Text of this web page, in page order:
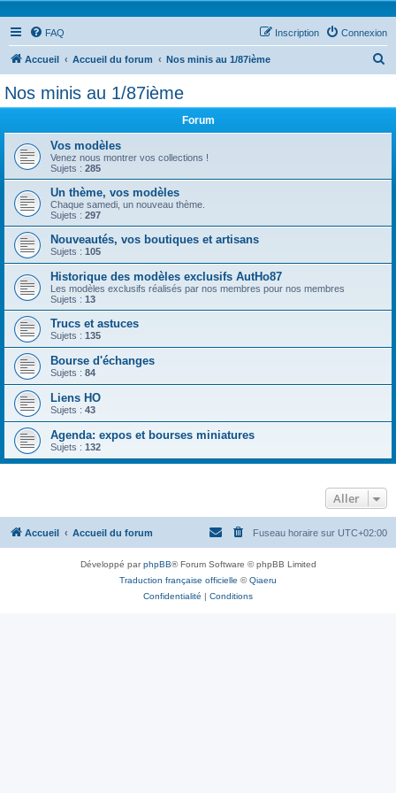
FAQ Connexion
Inscription
Accueil Accueil du forum Nos minis au 1/87ième
e
Nos minis au 1/87ième
Forum
Vos modèles
Venez nous montrer vos collections !
Sujets : 285
Un thème, vos modèles
Chaque samedi, un nouveau thème.
Sujets : 297
Nouveautés, vos boutiques et artisans
Sujets : 105
Historique des modèles exclusifs AutHo87
Les modèles exclusifs réalisés par nos membres pour nos membres
Sujets : 13
Trucs et astuces
Sujets : 135
Bourse d'échanges
Sujets : 84
Liens HO
Sujets : 43
Agenda: expos et bourses miniatures
Sujets : 132
Aller
Accueil Accueil du forum Fuseau horaire sur UTC+02:00
Développé parphpBB® Forum Software © phpBB Limited
Traduction française officielle ©Qiaeru
Confidentialité | Conditions